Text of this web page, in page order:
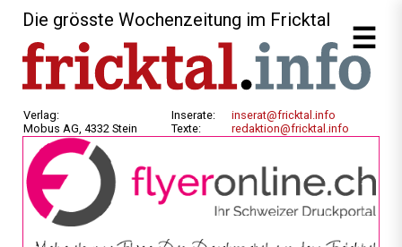
Die grösste Wochenzeitung im Fricktal
Verlag:
Mobus AG, 4332 Stein
Inserate:
Texte:
inserat@fricktal.info
redaktion@fricktal.info